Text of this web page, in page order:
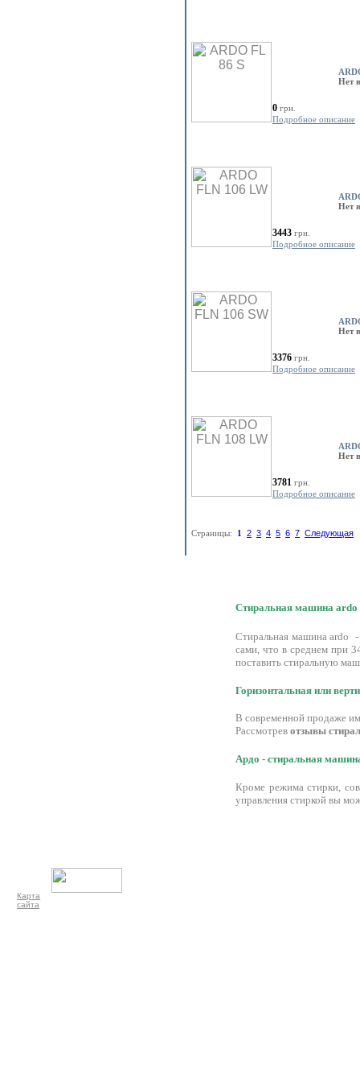
Нет
0 грн.
Подробное описание
Нет
3443 грн.
Подробное описание
Нет
3376 грн.
Подробное описание
Нет
3781 грн.
Подробное описание
Страницы: 1 2 3 4 5 6 7 Следующая
Стиральная машина
Стиральная машина ardo -
сами, что в среднем при
поставить стиральную
Горизонтальная или
В современной продаже
Рассмотрев отзывы
Ардо - стиральная
Кроме режима стирки,
управления стиркой вы
Карта
сайта